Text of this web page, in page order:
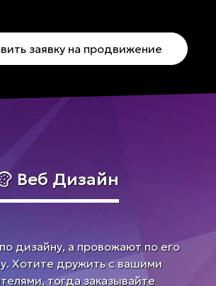
заявку на продвижение
Веб Дизайн
дизайну, а провожают по его
Хотите дружить с вашими
тогда заказывайте